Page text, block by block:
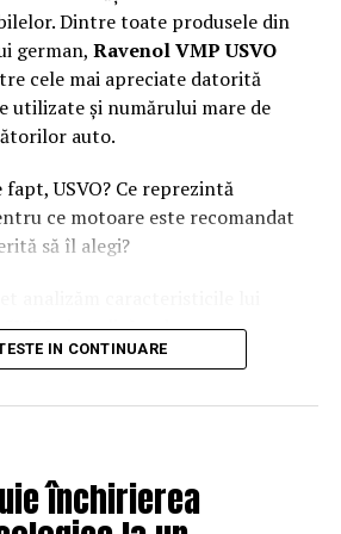
Dintre toate produsele din
german, Ravenol VMP USVO
cele mai apreciate datorită
utilizate și numărului mare de
auto.
fapt, USVO? Ce reprezintă
ce motoare este recomandat
să îl alegi?
5W30 și explicăm de ce este
cele mai performante uleiuri de
german de lubrifianți
recunoscut la nivel internațional
IN CONTINUARE
închirierea